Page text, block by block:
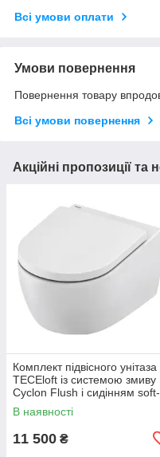
Всі умови оплати
Умови повернення
Повернення товару
Всі умови повернення
Акційні пропозиції та
Комплект підвісного унітаза
TECEloft із системою змиву
Cyclon Flush і сидінням soft-
close
В наявності
11 500 ₴